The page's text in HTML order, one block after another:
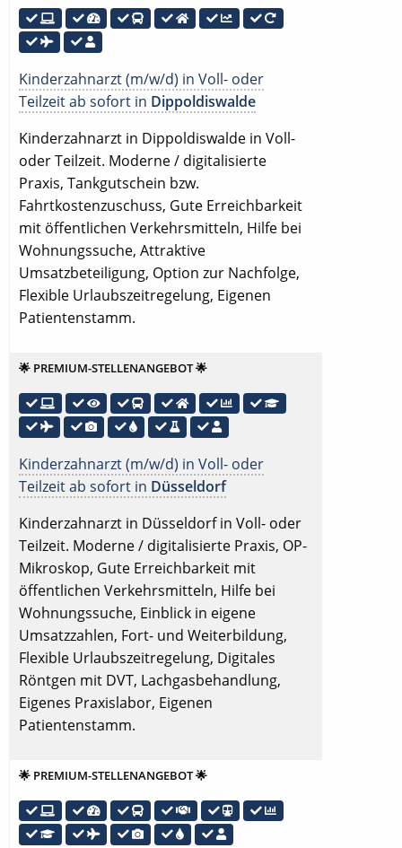
Kinderzahnarzt (m/w/d) in Voll- oder
Teilzeit ab sofort in Dippoldiswalde
Kinderzahnarzt in Dippoldiswalde in Voll-
oder Teilzeit. Moderne / digitalisierte
Praxis, Tankgutschein bzw.
Fahrtkostenzuschuss, Gute Erreichbarkeit
mit öffentlichen Verkehrsmitteln, Hilfe bei
Wohnungssuche, Attraktive
Umsatzbeteiligung, Option zur Nachfolge,
Flexible Urlaubszeitregelung, Eigenen
Patientenstamm.
🌟 PREMIUM-STELLENANGEBOT 🌟
Kinderzahnarzt (m/w/d) in Voll- oder
Teilzeit ab sofort in Düsseldorf
Kinderzahnarzt in Düsseldorf in Voll- oder
Teilzeit. Moderne / digitalisierte Praxis, OP-
Mikroskop, Gute Erreichbarkeit mit
öffentlichen Verkehrsmitteln, Hilfe bei
Wohnungssuche, Einblick in eigene
Umsatzzahlen, Fort- und Weiterbildung,
Flexible Urlaubszeitregelung, Digitales
Röntgen mit DVT, Lachgasbehandlung,
Eigenes Praxislabor, Eigenen
Patientenstamm.
🌟 PREMIUM-STELLENANGEBOT 🌟